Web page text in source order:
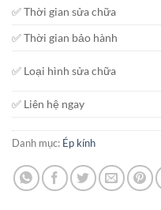
✅ Thời gian sửa chữa
✅ Thời gian bảo hành
✅ Loại hình sửa chữa
✅ Liên hệ ngay
Danh mục: Ép kính